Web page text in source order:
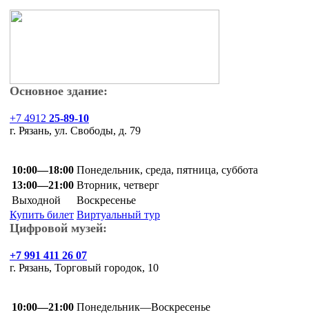
Основное здание:
+7 4912 25-89-10
г. Рязань, ул. Свободы, д. 79
10:00—18:00 Понедельник, среда, пятница, суббота
13:00—21:00 Вторник, четверг
Выходной
Воскресенье
Купить билет Виртуальный тур
Цифровой музей:
+7 991 411 26 07
г. Рязань, Торговый городок, 10
10:00—21:00 Понедельник—Воскресенье